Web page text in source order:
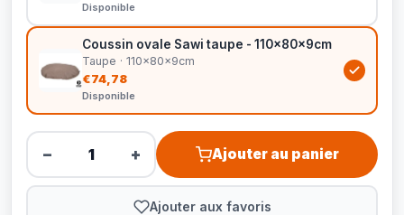
Disponible
Coussin ovale Sawi taupe - 110x80x9cm
Taupe · 110x80x9cm
€74,78
Disponible
− + Ajouter au panier
Ajouter aux favoris